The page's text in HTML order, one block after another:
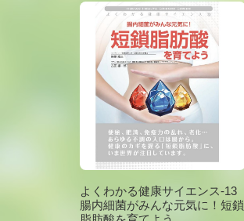
よくわかる健康サイエンス-13
腸内細菌がみんな元気に！短鎖